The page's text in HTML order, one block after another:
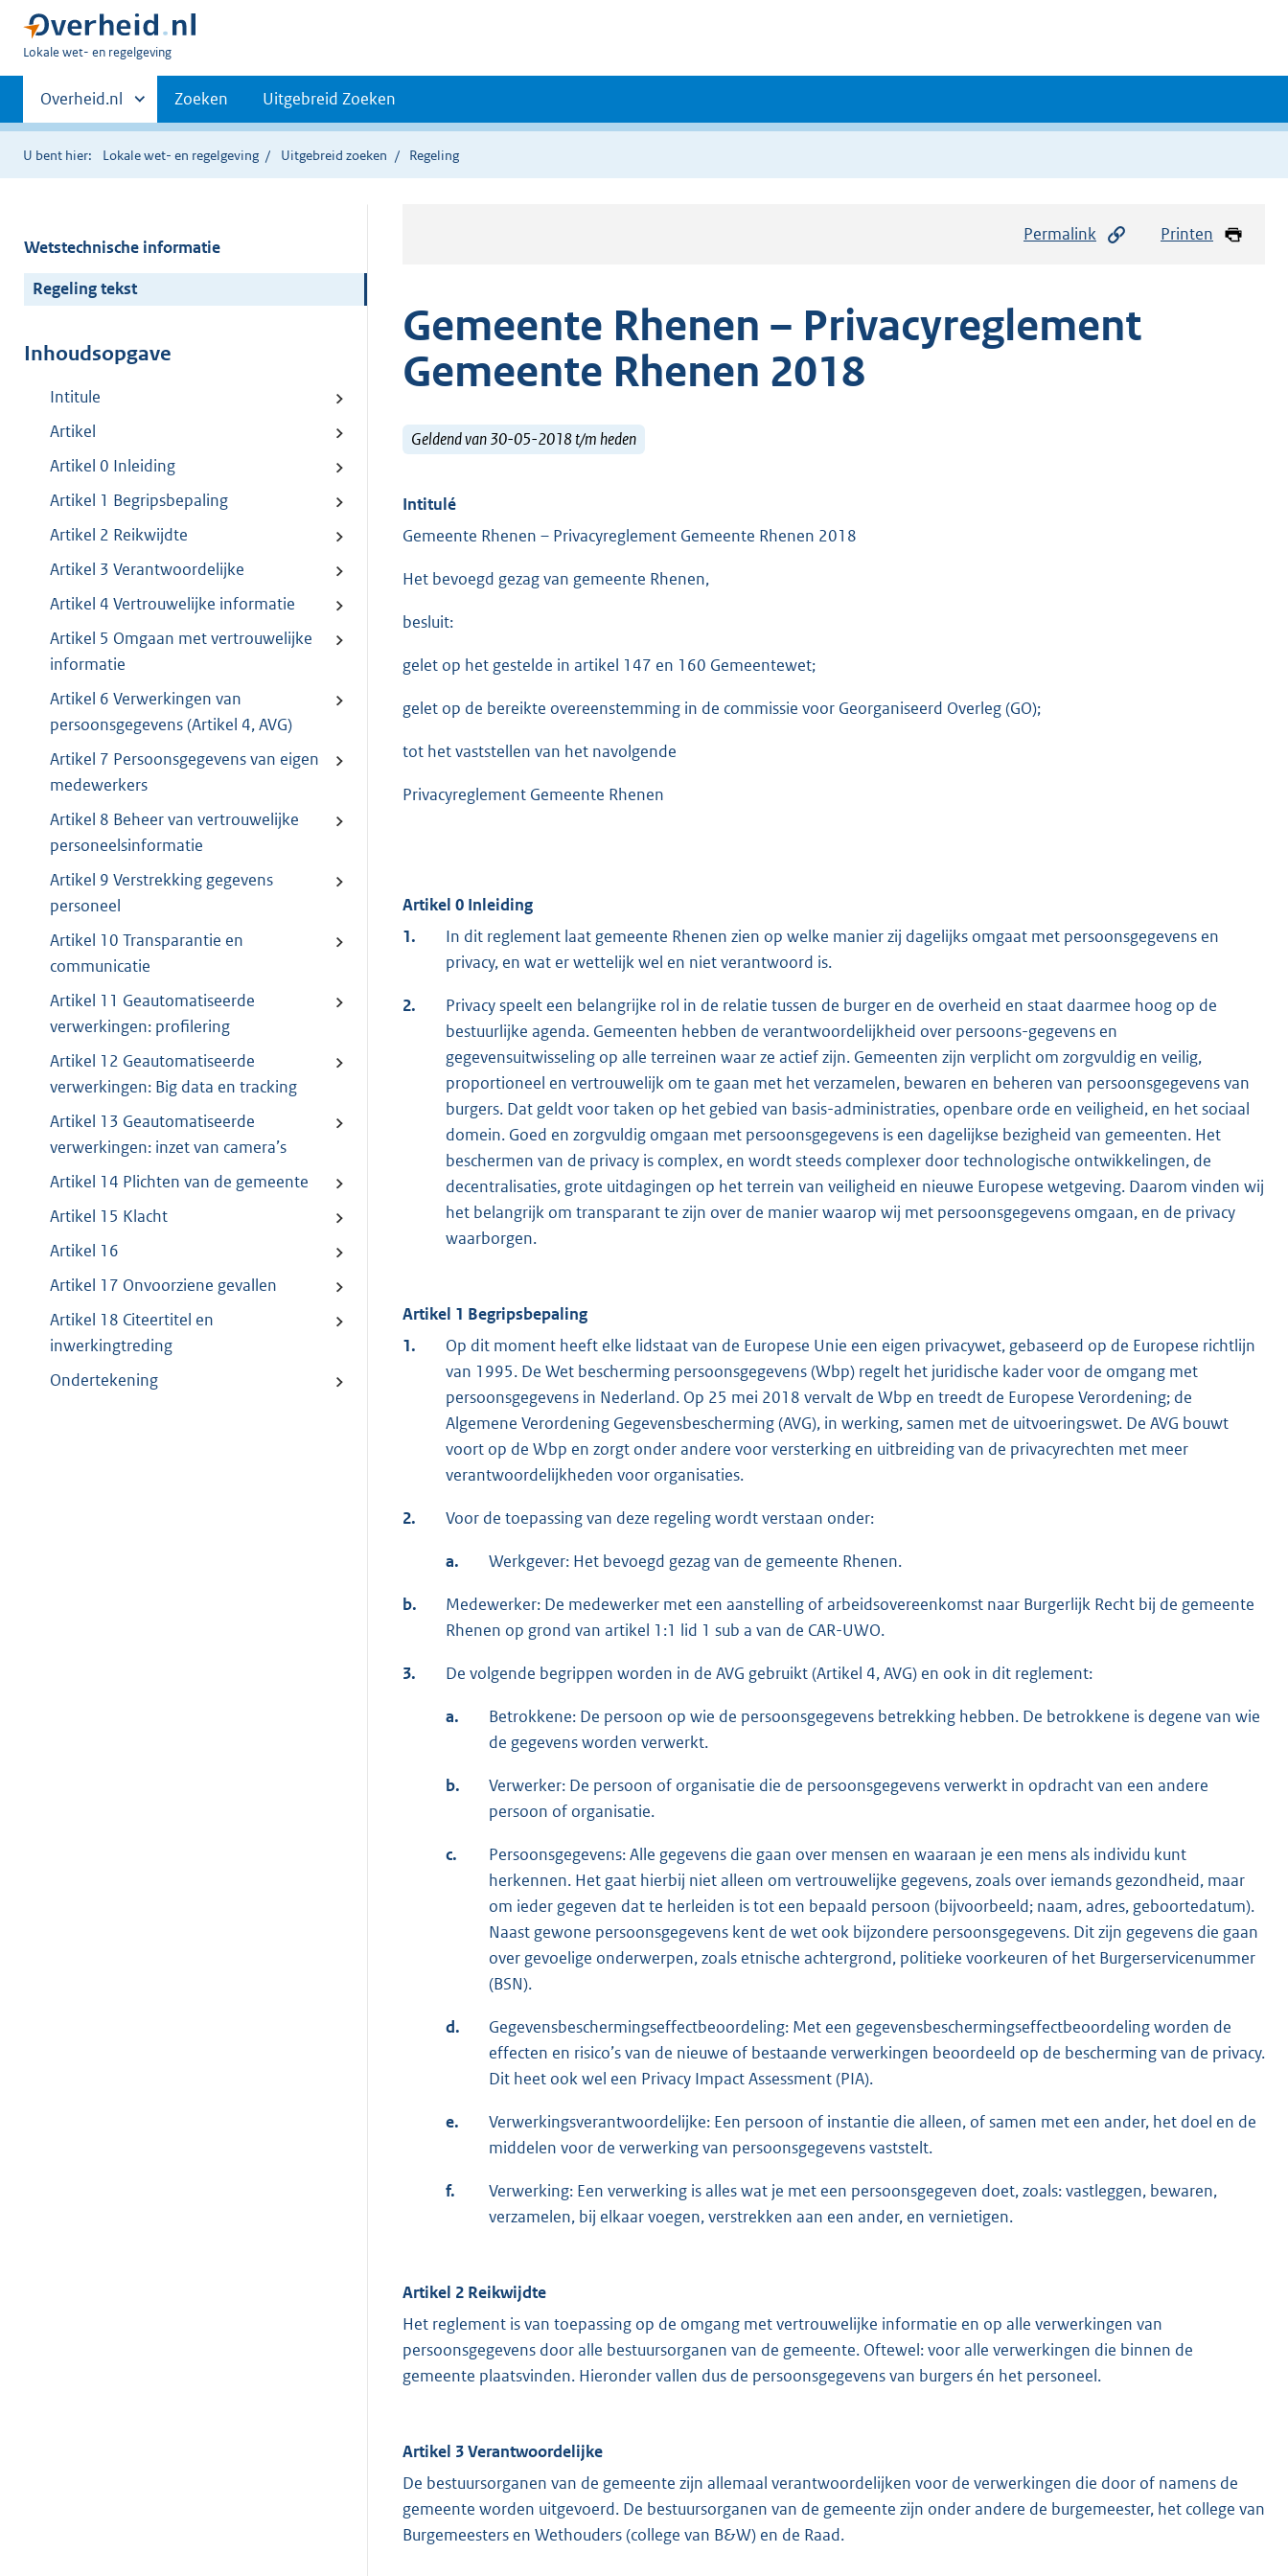
U
hier:
Lokale wet- en regelgeving
Primaire
navigatie
Andere
sites
binnen
Overheid.nl Zoeken Uitgebreid Zoeken
U bent hier: Lokale wet- en regelgeving Uitgebreid zoeken Regeling
Wetstechnische informatie
Regeling tekst
Inhoudsopgave
Intitule
Artikel
Artikel 0 Inleiding
Artikel 1 Begripsbepaling
Artikel 2 Reikwijdte
Artikel 3 Verantwoordelijke
Artikel 4 Vertrouwelijke informatie
Artikel 5 Omgaan met vertrouwelijke
informatie
Artikel 6 Verwerkingen van
persoonsgegevens (Artikel 4, AVG)
Artikel 7 Persoonsgegevens van eigen
medewerkers
Artikel 8 Beheer van vertrouwelijke
personeelsinformatie
Artikel 9 Verstrekking gegevens
personeel
Artikel 10 Transparantie en
communicatie
Artikel 11 Geautomatiseerde
verwerkingen: profilering
Artikel 12 Geautomatiseerde
verwerkingen: Big data en tracking
Artikel 13 Geautomatiseerde
verwerkingen: inzet van camera’s
Artikel 14 Plichten van de gemeente
Artikel 15 Klacht
Artikel 16
Artikel 17 Onvoorziene gevallen
Artikel 18 Citeertitel en
inwerkingtreding
Ondertekening
Permalink Printen
Gemeente Rhenen – Privacyreglement
Gemeente Rhenen 2018
Geldend van 30-05-2018 t/m heden
Intitulé
Gemeente Rhenen – Privacyreglement Gemeente Rhenen 2018
Het bevoegd gezag van gemeente Rhenen,
besluit:
gelet op het gestelde in artikel 147 en 160 Gemeentewet;
gelet op de bereikte overeenstemming in de commissie voor Georganiseerd Overleg (GO);
tot het vaststellen van het navolgende
Privacyreglement Gemeente Rhenen
Artikel 0 Inleiding
1.
In dit reglement laat gemeente Rhenen zien op welke manier zij dagelijks omgaat met persoonsgegevens en
privacy, en wat er wettelijk wel en niet verantwoord is.
2.
Privacy speelt een belangrijke rol in de relatie tussen de burger en de overheid en staat daarmee hoog op de
bestuurlijke agenda. Gemeenten hebben de verantwoordelijkheid over persoons-gegevens en
gegevensuitwisseling op alle terreinen waar ze actief zijn. Gemeenten zijn verplicht om zorgvuldig en veilig,
proportioneel en vertrouwelijk om te gaan met het verzamelen, bewaren en beheren van persoonsgegevens van
burgers. Dat geldt voor taken op het gebied van basis-administraties, openbare orde en veiligheid, en het sociaal
domein. Goed en zorgvuldig omgaan met persoonsgegevens is een dagelijkse bezigheid van gemeenten. Het
beschermen van de privacy is complex, en wordt steeds complexer door technologische ontwikkelingen, de
decentralisaties, grote uitdagingen op het terrein van veiligheid en nieuwe Europese wetgeving. Daarom vinden wij
het belangrijk om transparant te zijn over de manier waarop wij met persoonsgegevens omgaan, en de privacy
waarborgen.
Artikel 1 Begripsbepaling
1.
Op dit moment heeft elke lidstaat van de Europese Unie een eigen privacywet, gebaseerd op de Europese richtlijn
van 1995. De Wet bescherming persoonsgegevens (Wbp) regelt het juridische kader voor de omgang met
persoonsgegevens in Nederland. Op 25 mei 2018 vervalt de Wbp en treedt de Europese Verordening; de
Algemene Verordening Gegevensbescherming (AVG), in werking, samen met de uitvoeringswet. De AVG bouwt
voort op de Wbp en zorgt onder andere voor versterking en uitbreiding van de privacyrechten met meer
verantwoordelijkheden voor organisaties.
2. Voor de toepassing van deze regeling wordt verstaan onder:
a. Werkgever: Het bevoegd gezag van de gemeente Rhenen.
b.
Medewerker: De medewerker met een aanstelling of arbeidsovereenkomst naar Burgerlijk Recht bij de gemeente
Rhenen op grond van artikel 1:1 lid 1 sub a van de CAR-UWO.
3. De volgende begrippen worden in de AVG gebruikt (Artikel 4, AVG) en ook in dit reglement:
a.
Betrokkene: De persoon op wie de persoonsgegevens betrekking hebben. De betrokkene is degene van wie
de gegevens worden verwerkt.
b.
Verwerker: De persoon of organisatie die de persoonsgegevens verwerkt in opdracht van een andere
persoon of organisatie.
c.
Persoonsgegevens: Alle gegevens die gaan over mensen en waaraan je een mens als individu kunt
herkennen. Het gaat hierbij niet alleen om vertrouwelijke gegevens, zoals over iemands gezondheid, maar
om ieder gegeven dat te herleiden is tot een bepaald persoon (bijvoorbeeld; naam, adres, geboortedatum).
Naast gewone persoonsgegevens kent de wet ook bijzondere persoonsgegevens. Dit zijn gegevens die gaan
over gevoelige onderwerpen, zoals etnische achtergrond, politieke voorkeuren of het Burgerservicenummer
(BSN).
d.
Gegevensbeschermingseffectbeoordeling: Met een gegevensbeschermingseffectbeoordeling worden de
effecten en risico’s van de nieuwe of bestaande verwerkingen beoordeeld op de bescherming van de privacy.
Dit heet ook wel een Privacy Impact Assessment (PIA).
e.
Verwerkingsverantwoordelijke: Een persoon of instantie die alleen, of samen met een ander, het doel en de
middelen voor de verwerking van persoonsgegevens vaststelt.
f.
Verwerking: Een verwerking is alles wat je met een persoonsgegeven doet, zoals: vastleggen, bewaren,
verzamelen, bij elkaar voegen, verstrekken aan een ander, en vernietigen.
Artikel 2 Reikwijdte
Het reglement is van toepassing op de omgang met vertrouwelijke informatie en op alle verwerkingen van
persoonsgegevens door alle bestuursorganen van de gemeente. Oftewel: voor alle verwerkingen die binnen de
gemeente plaatsvinden. Hieronder vallen dus de persoonsgegevens van burgers én het personeel.
Artikel 3 Verantwoordelijke
De bestuursorganen van de gemeente zijn allemaal verantwoordelijken voor de verwerkingen die door of namens de
gemeente worden uitgevoerd. De bestuursorganen van de gemeente zijn onder andere de burgemeester, het college van
Burgemeesters en Wethouders (college van B&W) en de Raad.